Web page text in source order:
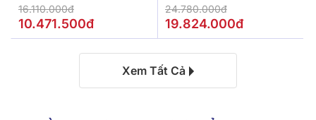
16.110.000đ
10.471.500đ
De.Stress Powerful
24.780.000đ
19.824.000đ
Xem Tất Cả